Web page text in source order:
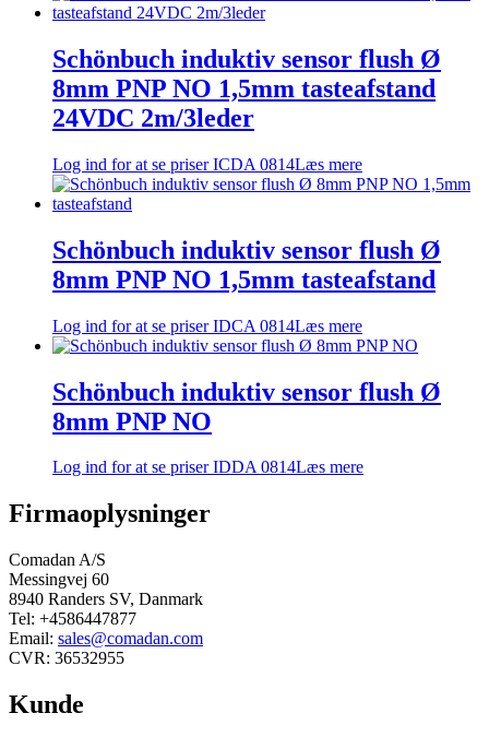
Schönbuch induktiv sensor flush Ø
8mm PNP NO 1,5mm tasteafstand
24VDC 2m/3leder
Log ind for at se priserICDA 0814Læs mere
Schönbuch induktiv sensor flush Ø
8mm PNP NO 1,5mm tasteafstand
Log ind for at se priserIDCA 0814Læs mere
Schönbuch induktiv sensor flush Ø
8mm PNP NO
Log ind for at se priserIDDA 0814Læs mere
Firmaoplysninger
Comadan A/S
Messingvej 60
8940 Randers SV, Danmark
Tel: +4586447877
Email: sales@comadan.com
CVR: 36532955
Kunde